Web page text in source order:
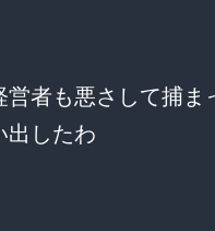
者も悪さして捕ま
出したわ